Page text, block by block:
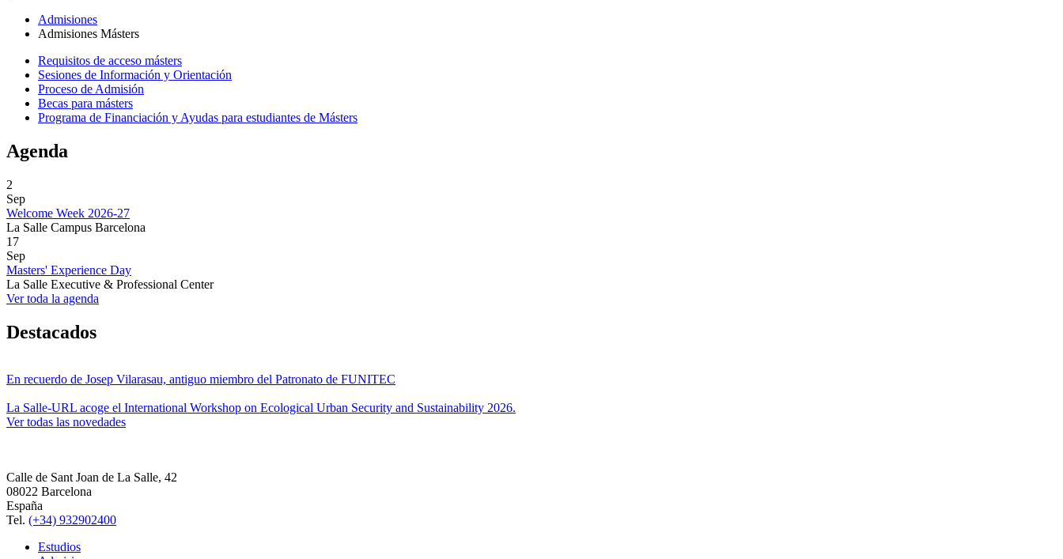
Admisiones
Admisiones Másters
Requisitos de acceso másters
Sesiones de Información y Orientación
Proceso de Admisión
Becas para másters
Programa de Financiación y Ayudas para estudiantes de Másters
Agenda
2
Sep
Welcome Week 2026-27
La Salle Campus Barcelona
17
Sep
Masters' Experience Day
La Salle Executive & Professional Center
Ver toda la agenda
Destacados
En recuerdo de Josep Vilarasau, antiguo miembro del Patronato de FUNITEC
La Salle-URL acoge el International Workshop on Ecological Urban Security and Sustainability 2026.
Ver todas las novedades
Calle de Sant Joan de La Salle, 42
08022 Barcelona
España
Tel. (+34) 932902400
Estudios